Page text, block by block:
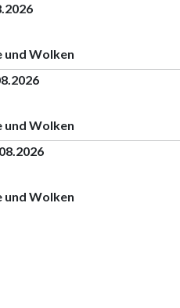
und Wolken
und Wolken
und Wolken